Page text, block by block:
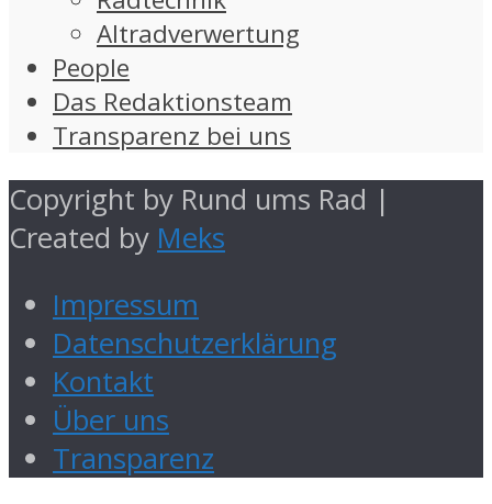
Altradverwertung
People
Das Redaktionsteam
Transparenz bei uns
Copyright by Rund ums Rad |
Created by Meks
Impressum
Datenschutzerklärung
Kontakt
Über uns
Transparenz